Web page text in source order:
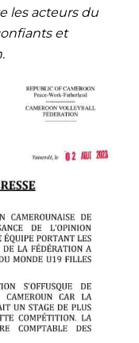
les acteurs du
et